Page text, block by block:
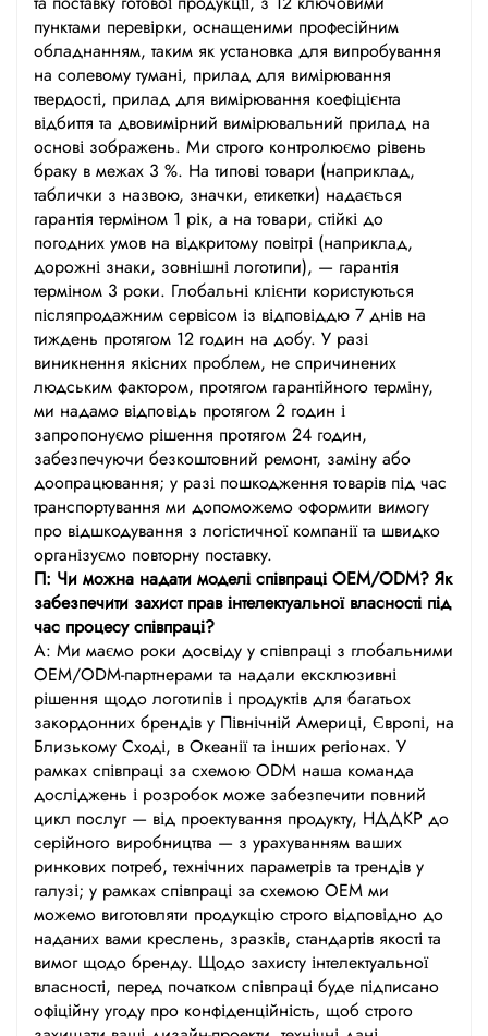
пунктами перевірки, оснащеними професійним
обладнанням, таким як установка для випробування
на солевому тумані, прилад для вимірювання
твердості, прилад для вимірювання коефіцієнта
відбиття та двовимірний вимірювальний прилад на
основі зображень. Ми строго контролюємо рівень
браку в межах 3 %. На типові товари (наприклад,
таблички з назвою, значки, етикетки) надається
гарантія терміном 1 рік, а на товари, стійкі до
погодних умов на відкритому повітрі (наприклад,
дорожні знаки, зовнішні логотипи), — гарантія
терміном 3 роки. Глобальні клієнти користуються
післяпродажним сервісом із відповіддю 7 днів на
тиждень протягом 12 годин на добу. У разі
виникнення якісних проблем, не спричинених
людським фактором, протягом гарантійного терміну,
ми надамо відповідь протягом 2 годин і
запропонуємо рішення протягом 24 годин,
забезпечуючи безкоштовний ремонт, заміну або
доопрацювання; у разі пошкодження товарів під час
транспортування ми допоможемо оформити вимогу
про відшкодування з логістичної компанії та швидко
організуємо повторну поставку.
П: Чи можна надати моделі співпраці OEM/ODM? Як
забезпечити захист прав інтелектуальної власності під
час процесу співпраці?
А: Ми маємо роки досвіду у співпраці з глобальними
OEM/ODM-партнерами та надали ексклюзивні
рішення щодо логотипів і продуктів для багатьох
закордонних брендів у Північній Америці, Європі, на
Близькому Сході, в Океанії та інших регіонах. У
рамках співпраці за схемою ODM наша команда
досліджень і розробок може забезпечити повний
цикл послуг — від проектування продукту, НДДКР до
серійного виробництва — з урахуванням ваших
ринкових потреб, технічних параметрів та трендів у
галузі; у рамках співпраці за схемою OEM ми
можемо виготовляти продукцію строго відповідно до
наданих вами креслень, зразків, стандартів якості та
вимог щодо бренду. Щодо захисту інтелектуальної
власності, перед початком співпраці буде підписано
офіційну угоду про конфіденційність, щоб строго